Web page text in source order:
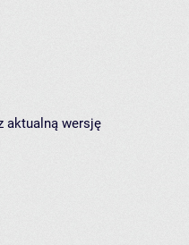
aktualną wersję